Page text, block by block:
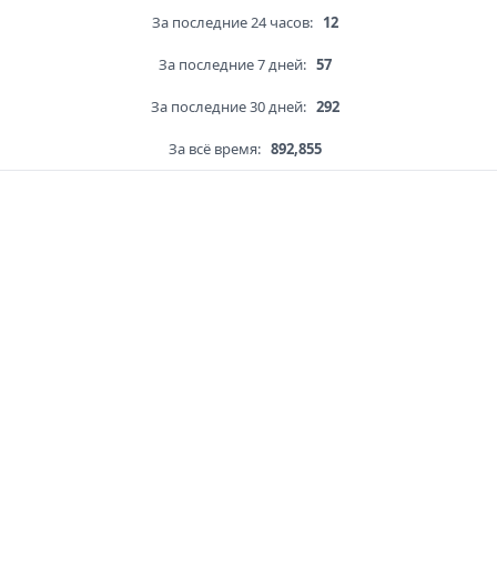
За последние 24 часов: 12
За последние 7 дней: 57
За последние 30 дней: 292
За всё время: 892,855